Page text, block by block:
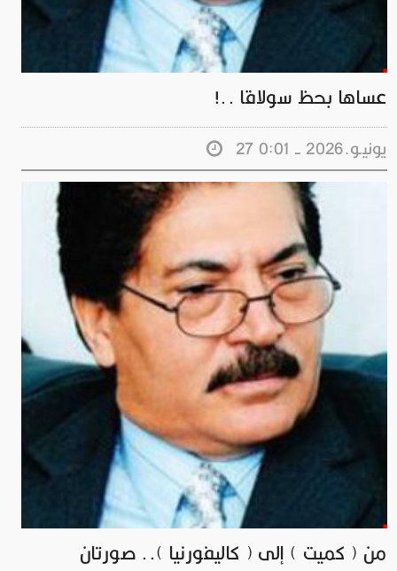
عساها بحظ سولاقا ..!
27 يونيـو.2026 - 0:01
من ( كميت ) إلى ( كاليفورنيا ).. صورتان